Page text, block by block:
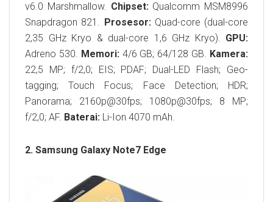
v6.0 Marshmallow. Chipset: Qualcomm MSM8996
Snapdragon 821. Prosesor: Quad-core (dual-core
2,35 GHz Kryo & dual-core 1,6 GHz Kryo). GPU:
Adreno 530. Memori: 4/6 GB; 64/128 GB. Kamera:
22,5 MP; f/2,0; EIS; PDAF; Dual-LED Flash; Geo-
tagging; Touch Focus; Face Detection; HDR;
Panorama; 2160p@30fps; 1080p@30fps; 8 MP;
f/2,0; AF. Baterai: Li-Ion 4070 mAh.
2. Samsung Galaxy Note7 Edge